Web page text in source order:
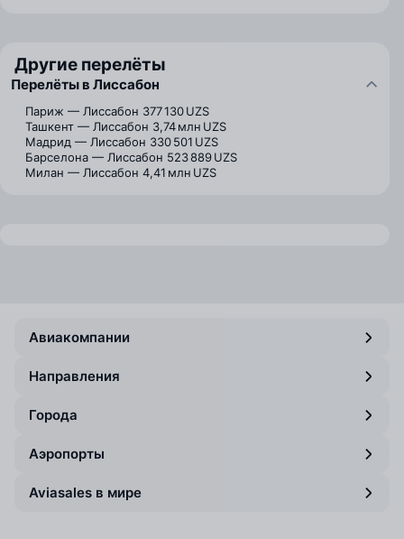
Другие перелёты
Перелёты в Лиссабон
Париж — Лиссабон 377 130 UZS
Ташкент — Лиссабон 3,74 млн UZS
Мадрид — Лиссабон 330 501 UZS
Барселона — Лиссабон 523 889 UZS
Милан — Лиссабон 4,41 млн UZS
Авиакомпании
Направления
Города
Аэропорты
Aviasales в мире